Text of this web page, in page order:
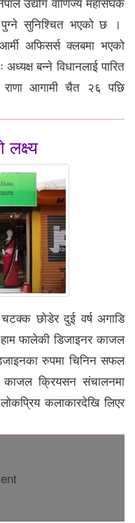
पुग्ने सुनिश्चित भएको छ ।
अफिसर्स क्लबमा भएको
बन्ने विधानलाई पारित
राणा आगामी चैत २६ पछि
छोडेर दुई वर्ष अगाडि
हाम फालेकी डिजाइनर काजल
रुपमा चिनिन सफल
काजल क्रियसन संचालनमा
कलाकारदेखि लिएर